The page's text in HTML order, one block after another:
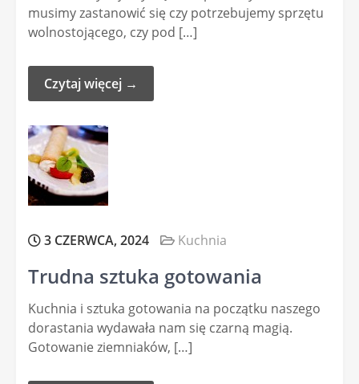
musimy zastanowić się czy potrzebujemy sprzętu
wolnostojącego, czy pod […]
Czytaj więcej →
3 CZERWCA, 2024 Kuchnia
Trudna sztuka gotowania
Kuchnia i sztuka gotowania na początku naszego
dorastania wydawała nam się czarną magią.
Gotowanie ziemniaków, […]